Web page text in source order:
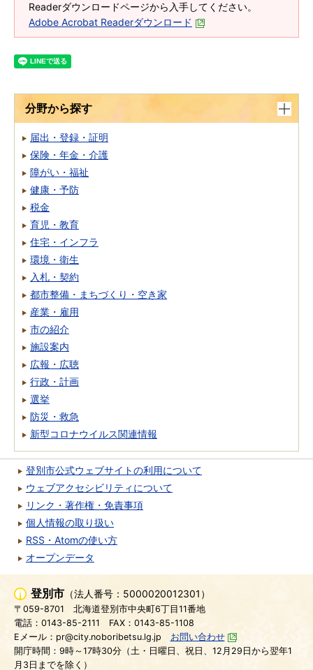
Readerダウンロードページから入手してください。
Adobe Acrobat Readerダウンロード
分野から探す
届出・登録・証明
保険・年金・介護
障がい・福祉
健康・予防
税金
育児・教育
住宅・インフラ
環境・衛生
入札・契約
都市整備・まちづくり・空き家
産業・雇用
市の紹介
施設案内
広報・広聴
行政・計画
選挙
防災・救急
新型コロナウイルス関連情報
登別市公式ウェブサイトの利用について
ウェブアクセシビリティについて
リンク・著作権・免責事項
個人情報の取り扱い
RSS・Atomの使い方
オープンデータ
登別市 （法人番号：5000020012301）
〒059-8701
北海道登別市中央町6丁目11番地
電話：0143-85-2111
FAX：0143-85-1108
Eメール：pr@city.noboribetsu.lg.jp
お問い合わせ
開庁時間：9時～17時30分（土・日曜日、祝日、12月29日から翌年1
月3日までを除く）